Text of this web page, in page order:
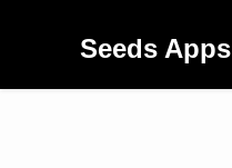
Seeds Apps